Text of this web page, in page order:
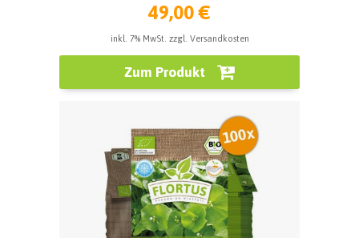
49,00 €
inkl. 7% MwSt. zzgl. Versandkosten
Zum Produkt